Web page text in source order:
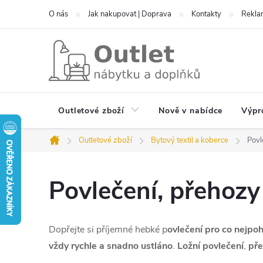
O nás Jak nakupovat | Doprava Kontakty
Outletové zboží Nově v nabídce
Domů
Outletové zboží Bytový textil a koberce
Povlečení,
Dopřejte si příjemné hebké povlečení pro co
vždy rychle a snadno ustláno. Ložní povlečení,